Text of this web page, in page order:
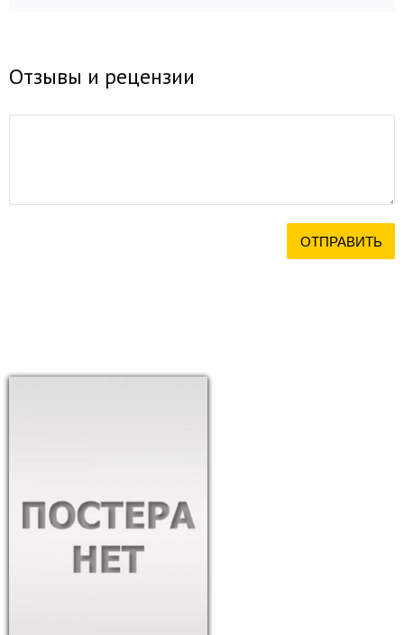
Отзывы и рецензии